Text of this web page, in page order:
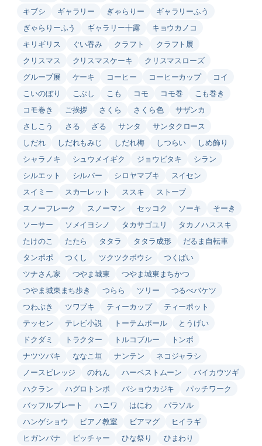
キブシ ギャラリー ぎゃらりー
ギャラリーふう
ぎゃらりーふう
ギャラリー十露
キョウカノコ
キリギリス
ぐい吞み クラフト
クラフト展
クリスマス
クリスマスケーキ
クリスマスローズ
グループ展
ケーキ コーヒー コーヒーカップ
コイ
こいのぼり
こぶし こも コモ コモ巻
こも巻き
コモ巻き
ご挨拶 さくら さくら色
サザンカ
さしこう
さる ざる サンタ
サンタクロース
しだれ
しだれもみじ しだれ梅 しつらい
しめ飾り
シャラノキ
シュウメイギク ジョウビタキ
シラン
シルエット
シルバー シロヤマブキ
スイセン
スイミー
スカーレット ススキ
ストーブ
スノーフレーク
スノーマン セッコク ソーキ
そーき
ソーサー
ソメイヨシノ タカサゴユリ
タカノハススキ
たけのこ
たたら タタラ タタラ成形
だるま自転車
タンポポ
つくし ツクツクボウシ
つくばい
ツナさん家
つやま城東
つやま城東まちかつ
つやま城東まち歩き
つらら ツリー
つるべバケツ
つわぶき
ツワブキ ティーカップ
ティーポット
テッセン
テレビ小説 トーテムポール
とうげい
ドクダミ
トラクター トルコブルー
トンボ
ナツツバキ
ななこ垣 ナンテン
ネコジャラシ
ノースビレッジ
のれん ハーベストムーン
バイカウツギ
ハクラン
ハグロトンボ バショウカジキ
パッチワーク
バッフルプレート
ハニワ はにわ
パラソル
ハンゲショウ
ピアノ教室 ビアマグ
ヒイラギ
ヒガンバナ
ピッチャー ひな祭り
ひまわり